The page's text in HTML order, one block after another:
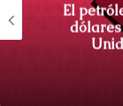
El
dólares